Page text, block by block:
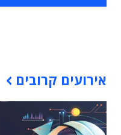
אירועים קרובים